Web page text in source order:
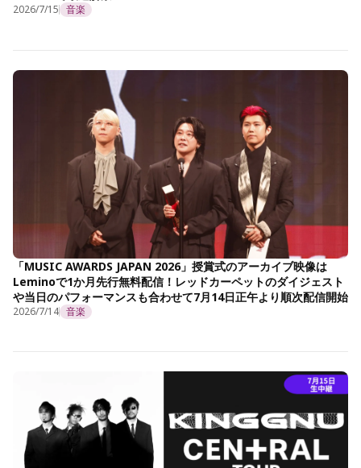
2026/7/15 音楽
「MUSIC AWARDS JAPAN 2026」授賞式のアーカイブ映像は
Leminoで1か月先行無料配信！レッドカーペットのダイジェスト
や当日のパフォーマンスも合わせて7月14日正午より順次配信開始
2026/7/14 音楽